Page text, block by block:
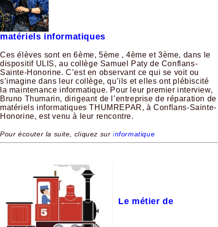
matériels informatiques
Ces élèves sont en 6ème, 5ème , 4ème et 3ème, dans le
dispositif ULIS, au collège Samuel Paty de Conflans-
Sainte-Honorine. C’est en observant ce qui se voit ou
s’imagine dans leur collège, qu’ils et elles ont plébiscité
la maintenance informatique. Pour leur premier interview,
Bruno Thumarin, dirigeant de l’entreprise de réparation de
matériels informatiques THUMREPAR, à Conflans-Sainte-
Honorine, est venu à leur rencontre.
Pour écouter la suite, cliquez surinformatique
Le métier de